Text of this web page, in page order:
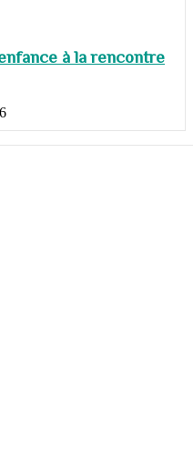
à la rencontre